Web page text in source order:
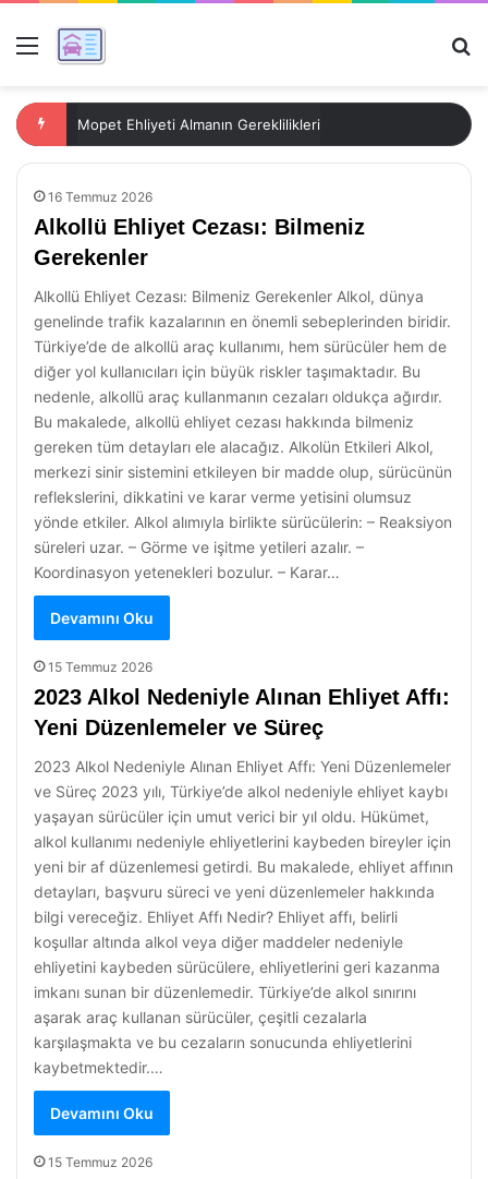
Menü
Mopet Ehliyeti Almanın Gereklilikleri
16 Temmuz 2026
Alkollü Ehliyet Cezası: Bilmeniz
Gerekenler
Alkollü Ehliyet Cezası: Bilmeniz Gerekenler Alkol, dünya
genelinde trafik kazalarının en önemli sebeplerinden biridir.
Türkiye’de de alkollü araç kullanımı, hem sürücüler hem de
diğer yol kullanıcıları için büyük riskler taşımaktadır. Bu
nedenle, alkollü araç kullanmanın cezaları oldukça ağırdır.
Bu makalede, alkollü ehliyet cezası hakkında bilmeniz
gereken tüm detayları ele alacağız. Alkolün Etkileri Alkol,
merkezi sinir sistemini etkileyen bir madde olup, sürücünün
reflekslerini, dikkatini ve karar verme yetisini olumsuz
yönde etkiler. Alkol alımıyla birlikte sürücülerin: – Reaksiyon
süreleri uzar. – Görme ve işitme yetileri azalır. –
Koordinasyon yetenekleri bozulur. – Karar…
Devamını Oku
15 Temmuz 2026
2023 Alkol Nedeniyle Alınan Ehliyet Affı:
Yeni Düzenlemeler ve Süreç
2023 Alkol Nedeniyle Alınan Ehliyet Affı: Yeni Düzenlemeler
ve Süreç 2023 yılı, Türkiye’de alkol nedeniyle ehliyet kaybı
yaşayan sürücüler için umut verici bir yıl oldu. Hükümet,
alkol kullanımı nedeniyle ehliyetlerini kaybeden bireyler için
yeni bir af düzenlemesi getirdi. Bu makalede, ehliyet affının
detayları, başvuru süreci ve yeni düzenlemeler hakkında
bilgi vereceğiz. Ehliyet Affı Nedir? Ehliyet affı, belirli
koşullar altında alkol veya diğer maddeler nedeniyle
ehliyetini kaybeden sürücülere, ehliyetlerini geri kazanma
imkanı sunan bir düzenlemedir. Türkiye’de alkol sınırını
aşarak araç kullanan sürücüler, çeşitli cezalarla
karşılaşmakta ve bu cezaların sonucunda ehliyetlerini
kaybetmektedir.…
Devamını Oku
15 Temmuz 2026